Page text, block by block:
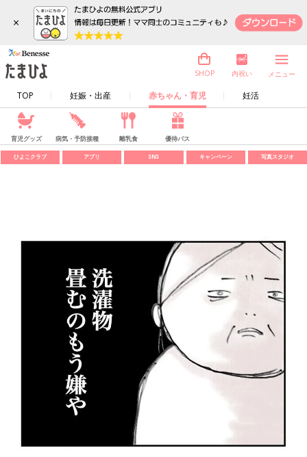
×
TOP 妊娠・出産 赤ちゃん・育児 妊活
SHOP 内祝い メニュー
育児グッズ 病気・予防接種 離乳食 優待パス
ひよこクラブ アプリ SNS キャンペーン 写真スタジオ